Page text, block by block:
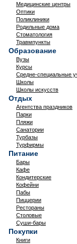
Медицинские центры
Оптики
Поликлиники
Родильные дома
Стоматология
Травмпункты
Образование
Вузы
Курсы
Средне-специальные
Школы
Школы искусств
Отдых
Агентства праздников
Парки
Пляжи
Санатории
Турбазы
Турфирмы
Питание
Бары
Кафе
Кондитерские
Кофейни
Пабы
Пиццерии
Рестораны
Столовые
Суши-бары
Покупки
Книги